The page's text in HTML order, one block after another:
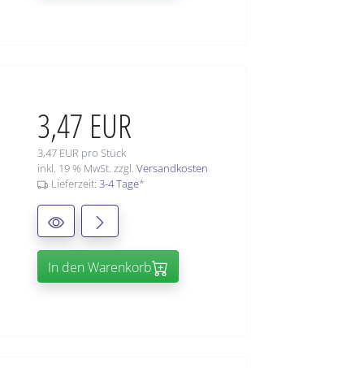
3,47 EUR
3,47 EUR pro Stück
inkl. 19 % MwSt. zzgl. Versandkosten
Lieferzeit: 3-4 Tage*
In den Warenkorb